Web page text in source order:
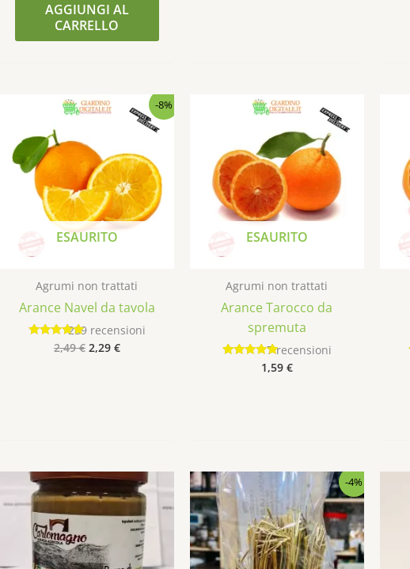
AGGIUNGI AL
CARRELLO
-8%
ESAURITO
Agrumi non trattati
Arance Navel da tavola
Valutato
4.85
289 recensioni
2,49€
Il
prezzo
era:
2,49 €.
2,29 €
prezzo
attuale
2,29 €.
ESAURITO
Agrumi non trattati
Arance Tarocco da
spremuta
Valutato
7recensioni
1,59 €
-4%
Il
prezzo
originale
era:
6,99 €.
Il
prezzo
attuale
è:
6,69 €.